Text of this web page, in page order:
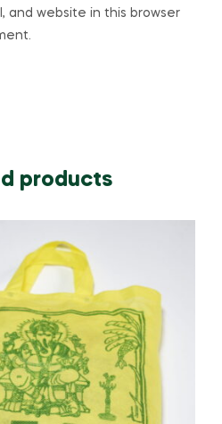
and website in this browser
products